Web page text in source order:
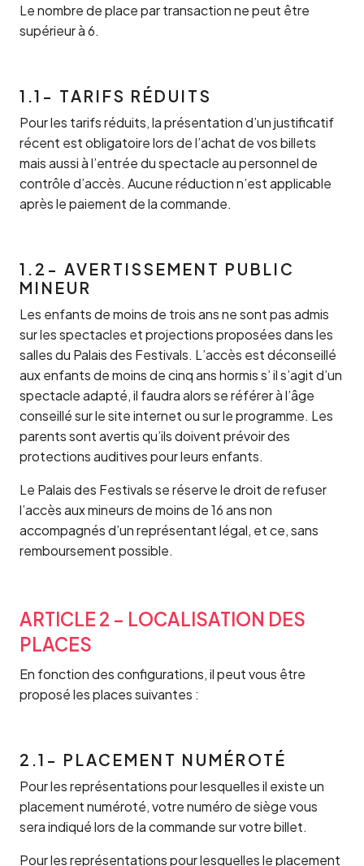
Le nombre de place par transaction ne peut être
supérieur à 6.
1.1- TARIFS RÉDUITS
Pour les tarifs réduits, la présentation d’un justificatif
récent est obligatoire lors de l’achat de vos billets
mais aussi à l’entrée du spectacle au personnel de
contrôle d’accès. Aucune réduction n’est applicable
après le paiement de la commande.
1.2- AVERTISSEMENT PUBLIC
MINEUR
Les enfants de moins de trois ans ne sont pas admis
sur les spectacles et projections proposées dans les
salles du Palais des Festivals. L’accès est déconseillé
aux enfants de moins de cinq ans hormis s’ il s’agit d’un
spectacle adapté, il faudra alors se référer à l’âge
conseillé sur le site internet ou sur le programme. Les
parents sont avertis qu’ils doivent prévoir des
protections auditives pour leurs enfants.
Le Palais des Festivals se réserve le droit de refuser
l’accès aux mineurs de moins de 16 ans non
accompagnés d’un représentant légal, et ce, sans
remboursement possible.
ARTICLE 2 – LOCALISATION DES
PLACES
En fonction des configurations, il peut vous être
proposé les places suivantes :
2.1- PLACEMENT NUMÉROTÉ
Pour les représentations pour lesquelles il existe un
placement numéroté, votre numéro de siège vous
sera indiqué lors de la commande sur votre billet.
Pour les représentations pour lesquelles le placement